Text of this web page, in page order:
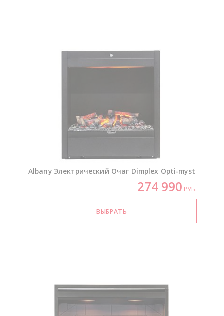
Albany Электрический Очаг Dimplex Opti-myst
274 990 РУБ.